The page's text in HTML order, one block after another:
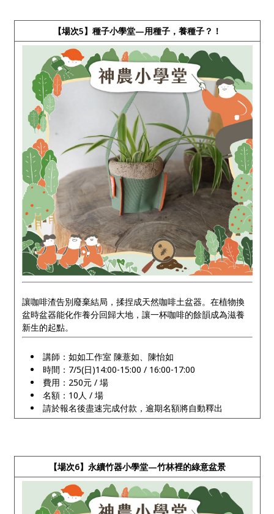
【場次5】種子小學堂—用種子，養種子？！
讓咖啡渣告別廢棄結局，揉捏成天然咖啡土盆器。在植物換
盆時盆器能化作養分回歸大地，讓一杯咖啡的餘韻成為滋養
新生的起點。
講師：如如工作室 陳薏如、陳怡如
時間：7/5(日)14:00-15:00 / 16:00-17:00
費用：250元 / 場
名額：10人 / 場
請於報名後盡速完成付款，逾期名額將自動釋出
【場次6】永續竹器小學堂—竹林裡的綠意盆景